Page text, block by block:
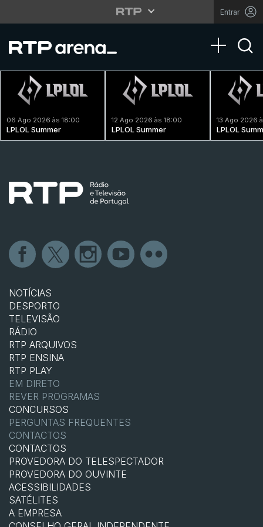
Entrar
Toggle
06 Ago 2026 às 18:00
LPLOL Summer
12 Ago 2026 às 18:00
LPLOL Summer
13 Ago 2026
LPLOL
NOTÍCIAS
DESPORTO
TELEVISÃO
RÁDIO
RTP ARQUIVOS
RTP ENSINA
RTP PLAY
EM DIRETO
REVER PROGRAMAS
CONCURSOS
PERGUNTAS FREQUENTES
CONTACTOS
CONTACTOS
PROVEDORA DO TELESPECTADOR
PROVEDORA DO OUVINTE
ACESSIBILIDADES
SATÉLITES
A EMPRESA